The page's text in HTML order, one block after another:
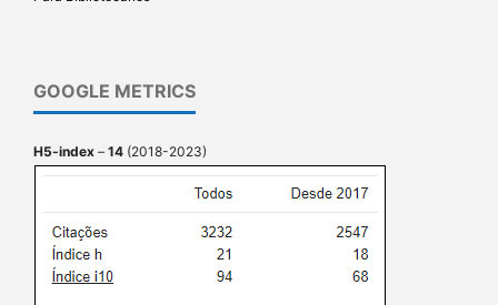
GOOGLE METRICS
H5-index – 14 (2018-2023)